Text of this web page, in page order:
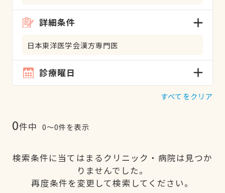
詳細条件
日本東洋医学会漢方専門医
診療曜日
すべてをクリア
0件中 0〜0件を表示
検索条件に当てはまるクリニック・病院は見つか
りませんでした。
再度条件を変更して検索してください。